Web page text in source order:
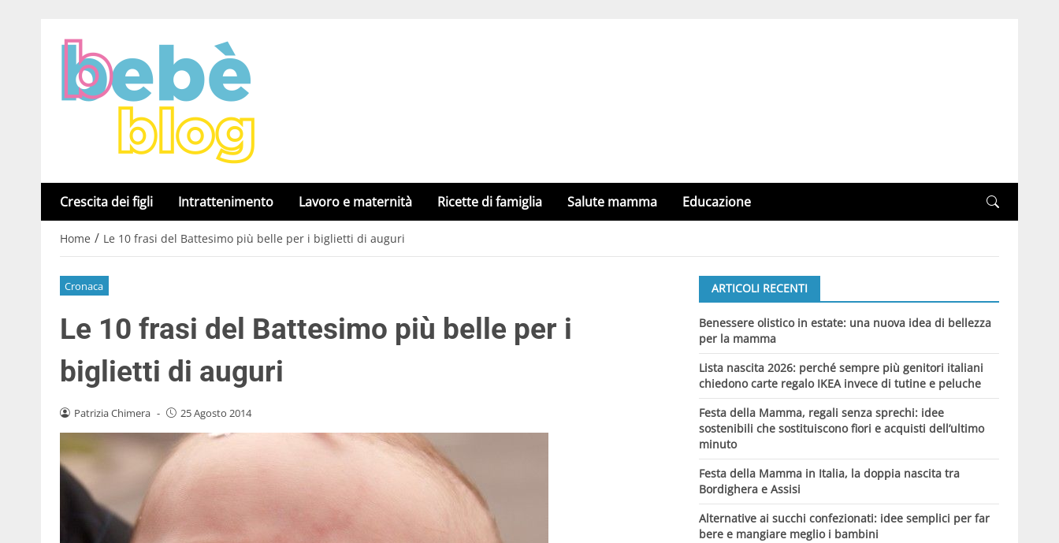
Crescita dei figli Intrattenimento Lavoro e maternità Ricette di famiglia Salute mamma Educazione
Home / Le 10 frasi del Battesimo più belle per i biglietti di auguri
Cronaca
Le 10 frasi del Battesimo più belle per i
biglietti di auguri
Patrizia Chimera - 25 Agosto 2014
ARTICOLI RECENTI
Benessere olistico in estate: una nuova idea di bellezza
per la mamma
Lista nascita 2026: perché sempre più genitori italiani
chiedono carte regalo IKEA invece di tutine e peluche
Festa della Mamma, regali senza sprechi: idee
sostenibili che sostituiscono fiori e acquisti dell’ultimo
minuto
Festa della Mamma in Italia, la doppia nascita tra
Bordighera e Assisi
Alternative ai succhi confezionati: idee semplici per far
bere e mangiare meglio i bambini